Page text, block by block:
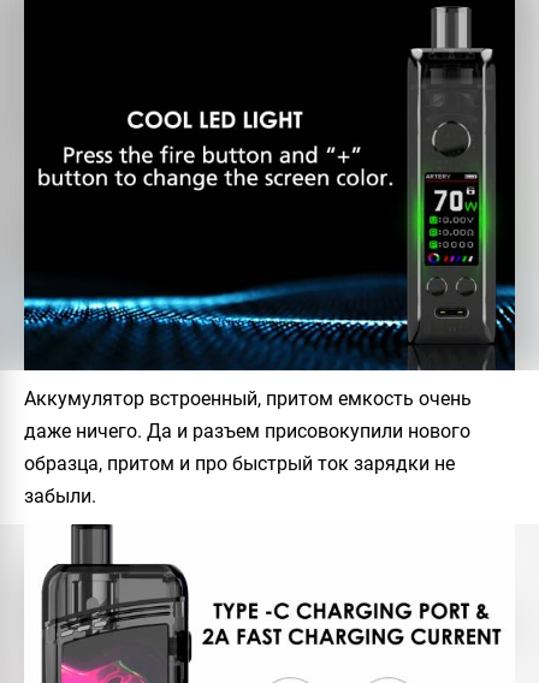
Аккумулятор встроенный, притом емкость очень
даже ничего. Да и разъем присовокупили нового
образца, притом и про быстрый ток зарядки не
забыли.